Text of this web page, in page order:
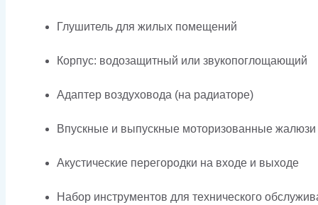
Глушитель для жилых помещений
Корпус: водозащитный или звукопоглощающий
Адаптер воздуховода (на радиаторе)
Впускные и выпускные моторизованные жалюзи
Акустические перегородки на входе и выходе
Набор инструментов для технического